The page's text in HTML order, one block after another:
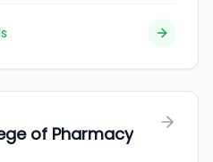
of Pharmacy